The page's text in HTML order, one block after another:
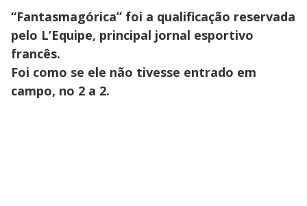
“Fantasmagórica” foi a qualificação reservada
pelo L’Equipe, principal jornal esportivo
francês.
Foi como se ele não tivesse entrado em
campo, no 2 a 2.